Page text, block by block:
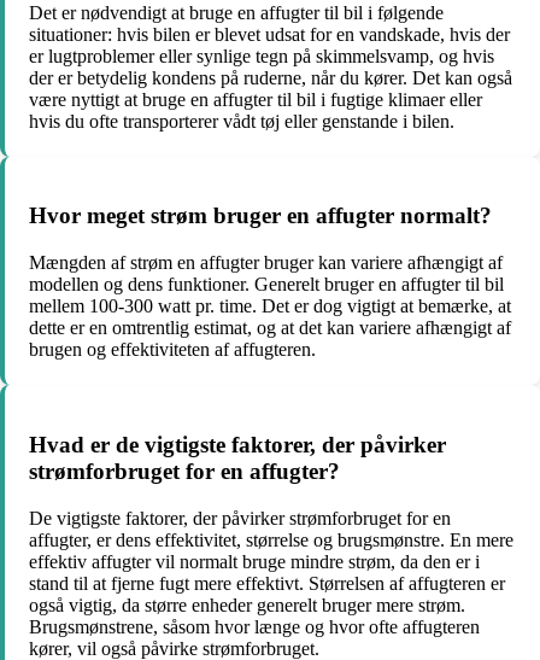
Det er nødvendigt at bruge en affugter til bil i følgende
situationer: hvis bilen er blevet udsat for en vandskade, hvis der
er lugtproblemer eller synlige tegn på skimmelsvamp, og hvis
der er betydelig kondens på ruderne, når du kører. Det kan også
være nyttigt at bruge en affugter til bil i fugtige klimaer eller
hvis du ofte transporterer vådt tøj eller genstande i bilen.
Hvor meget strøm bruger en affugter normalt?
Mængden af strøm en affugter bruger kan variere afhængigt af
modellen og dens funktioner. Generelt bruger en affugter til bil
mellem 100-300 watt pr. time. Det er dog vigtigt at bemærke, at
dette er en omtrentlig estimat, og at det kan variere afhængigt af
brugen og effektiviteten af affugteren.
Hvad er de vigtigste faktorer, der påvirker
strømforbruget for en affugter?
De vigtigste faktorer, der påvirker strømforbruget for en
affugter, er dens effektivitet, størrelse og brugsmønstre. En mere
effektiv affugter vil normalt bruge mindre strøm, da den er i
stand til at fjerne fugt mere effektivt. Størrelsen af affugteren er
også vigtig, da større enheder generelt bruger mere strøm.
Brugsmønstrene, såsom hvor længe og hvor ofte affugteren
kører, vil også påvirke strømforbruget.